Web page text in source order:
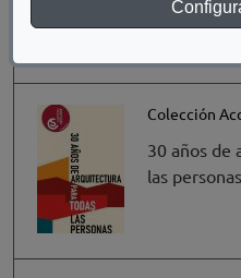
violencia
Colección
30 años de
las personas